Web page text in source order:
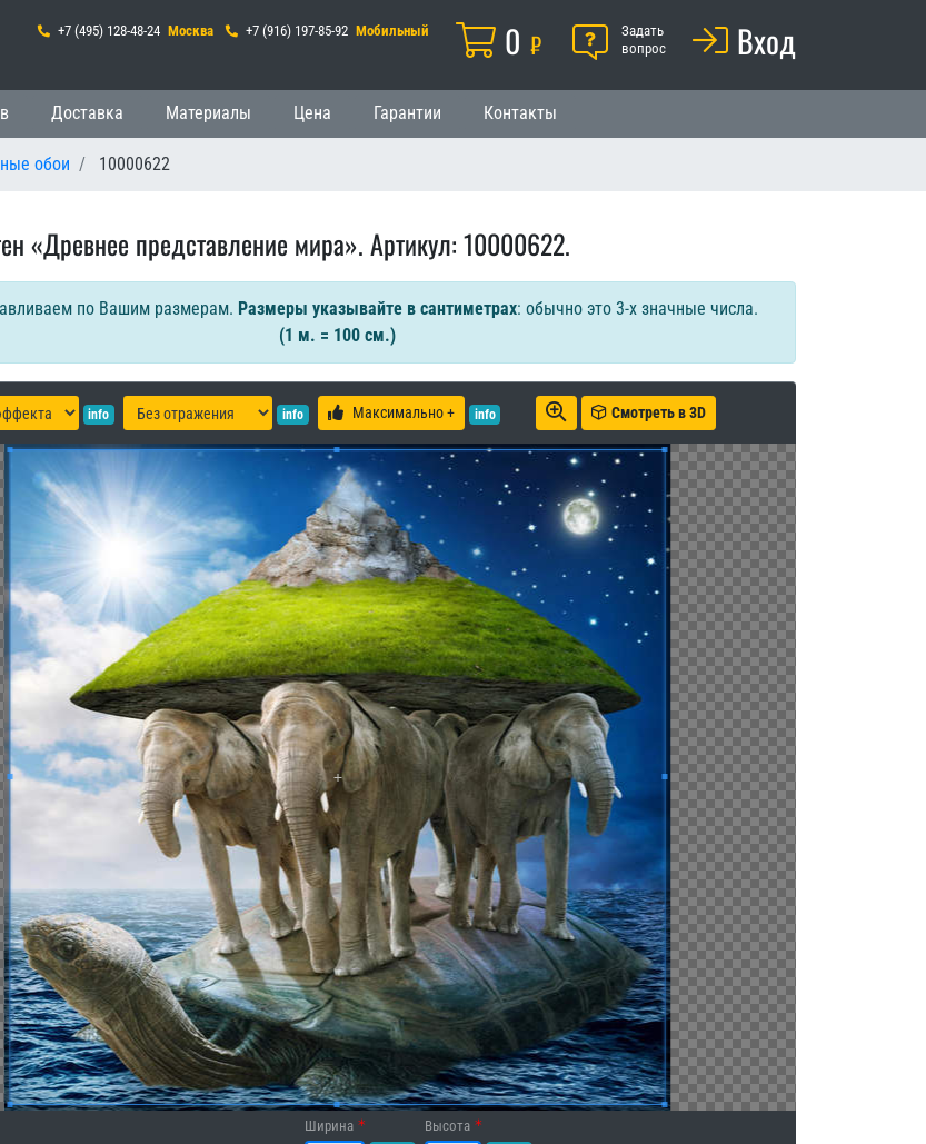
+7 (495) 128-48-24 Москва +7 (916) 197-85-92 Мобильный Корзина
0 ₽ ПомощьЗадать
вопрос
Вход
Доставка Материалы Цена Гарантии Контакты
обои 10000622
«Древнее представление мира». Артикул: 10000622.
по Вашим размерам. Размеры указывайте в сантиметрах: обычно это 3-х значные числа.
(1 м. = 100 см.)
info info Максимально + info Смотреть в 3D
Ширина Высота